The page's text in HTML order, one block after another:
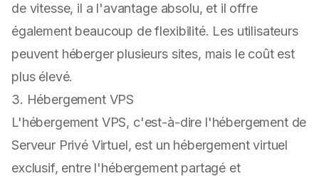
de vitesse, il a l'avantage absolu, et il offre
également beaucoup de flexibilité. Les utilisateurs
peuvent héberger plusieurs sites, mais le coût est
plus élevé.
3. Hébergement VPS
L'hébergement VPS, c'est-à-dire l'hébergement de
Serveur Privé Virtuel, est un hébergement virtuel
exclusif, entre l'hébergement partagé et